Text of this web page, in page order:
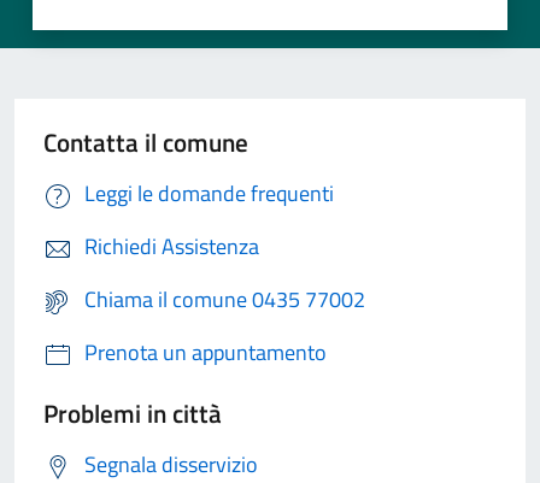
Contatta il comune
Leggi le domande frequenti
Richiedi Assistenza
Chiama il comune 0435 77002
Prenota un appuntamento
Problemi in città
Segnala disservizio